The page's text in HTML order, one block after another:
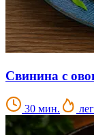
Свинина с
30 мин.